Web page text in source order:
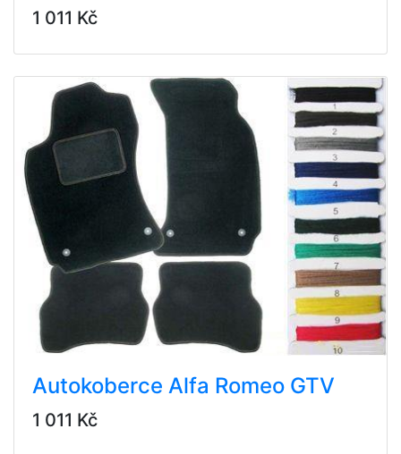
1 011 Kč
Autokoberce Alfa Romeo GTV
1 011 Kč